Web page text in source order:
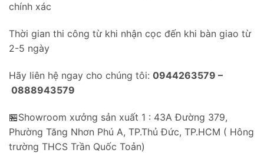
chính xác
Thời gian thi công từ khi nhận cọc đến khi bàn giao từ
2-5 ngày
Hãy liên hệ ngay cho chúng tôi: 0944263579 –
0888943579
🏪Showroom xưởng sản xuất 1 : 43A Đường 379,
Phường Tăng Nhơn Phú A, TP.Thủ Đức, TP.HCM ( Hông
trường THCS Trần Quốc Toản)